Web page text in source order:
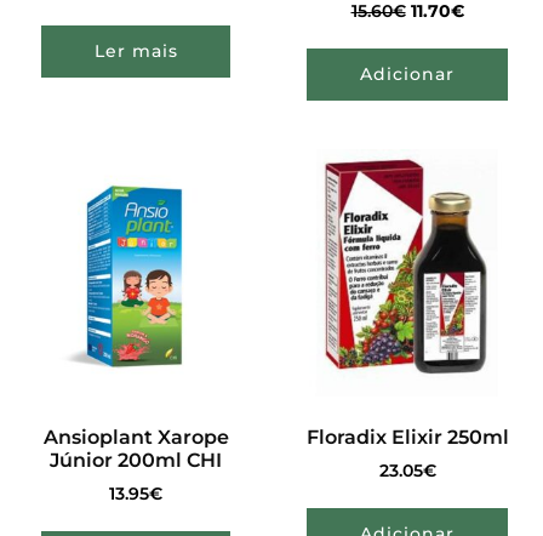
Ler mais
15.60€ 11.70€
Adicionar
Ansioplant Xarope
Júnior 200ml CHI
13.95€
Floradix Elixir 250ml
23.05€